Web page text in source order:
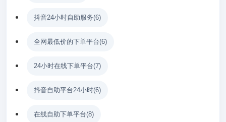
抖音24小时自助服务(6)
全网最低价的下单平台(6)
24小时在线下单平台(7)
抖音自助平台24小时(6)
在线自助下单平台(8)